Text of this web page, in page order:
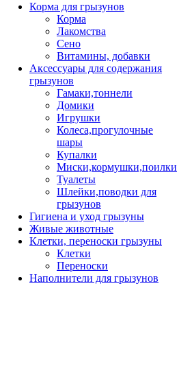
Корма для грызунов
Корма
Лакомства
Сено
Витамины, добавки
Аксессуары для содержания
грызунов
Гамаки,тоннели
Домики
Игрушки
Колеса,прогулочные
шары
Купалки
Миски,кормушки,поилки
Туалеты
Шлейки,поводки для
грызунов
Гигиена и уход грызуны
Живые животные
Клетки, переноски грызуны
Клетки
Переноски
Наполнители для грызунов